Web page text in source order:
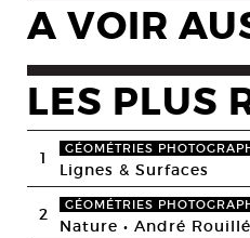
A VOIR
LES PLUS
1 GÉOMÉTRIES
Lignes & Surfaces
2 GÉOMÉTRIES
Nature • André Rouillé